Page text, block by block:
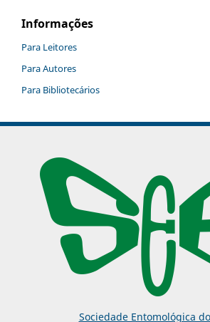
Informações
Para Leitores
Para Autores
Para Bibliotecários
Sociedade Entomológica